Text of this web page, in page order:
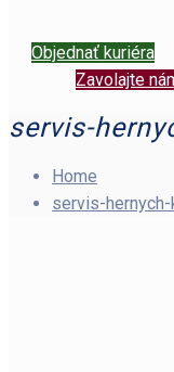
Objednať kuriéra
Zavolajte
servis-
Home
servis-